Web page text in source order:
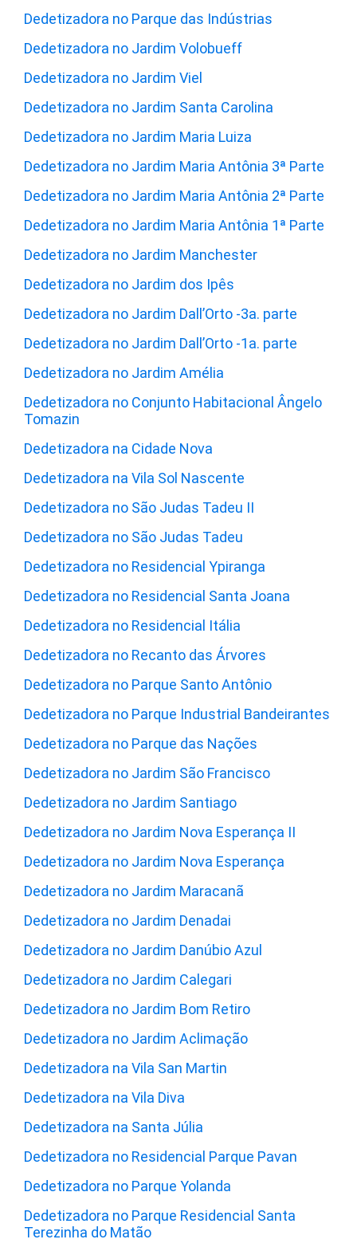
Dedetizadora no Parque das Indústrias
Dedetizadora no Jardim Volobueff
Dedetizadora no Jardim Viel
Dedetizadora no Jardim Santa Carolina
Dedetizadora no Jardim Maria Luiza
Dedetizadora no Jardim Maria Antônia 3ª Parte
Dedetizadora no Jardim Maria Antônia 2ª Parte
Dedetizadora no Jardim Maria Antônia 1ª Parte
Dedetizadora no Jardim Manchester
Dedetizadora no Jardim dos Ipês
Dedetizadora no Jardim Dall’Orto -3a. parte
Dedetizadora no Jardim Dall’Orto -1a. parte
Dedetizadora no Jardim Amélia
Dedetizadora no Conjunto Habitacional Ângelo
Tomazin
Dedetizadora na Cidade Nova
Dedetizadora na Vila Sol Nascente
Dedetizadora no São Judas Tadeu II
Dedetizadora no São Judas Tadeu
Dedetizadora no Residencial Ypiranga
Dedetizadora no Residencial Santa Joana
Dedetizadora no Residencial Itália
Dedetizadora no Recanto das Árvores
Dedetizadora no Parque Santo Antônio
Dedetizadora no Parque Industrial Bandeirantes
Dedetizadora no Parque das Nações
Dedetizadora no Jardim São Francisco
Dedetizadora no Jardim Santiago
Dedetizadora no Jardim Nova Esperança II
Dedetizadora no Jardim Nova Esperança
Dedetizadora no Jardim Maracanã
Dedetizadora no Jardim Denadai
Dedetizadora no Jardim Danúbio Azul
Dedetizadora no Jardim Calegari
Dedetizadora no Jardim Bom Retiro
Dedetizadora no Jardim Aclimação
Dedetizadora na Vila San Martin
Dedetizadora na Vila Diva
Dedetizadora na Santa Júlia
Dedetizadora no Residencial Parque Pavan
Dedetizadora no Parque Yolanda
Dedetizadora no Parque Residencial Santa
Terezinha do Matão